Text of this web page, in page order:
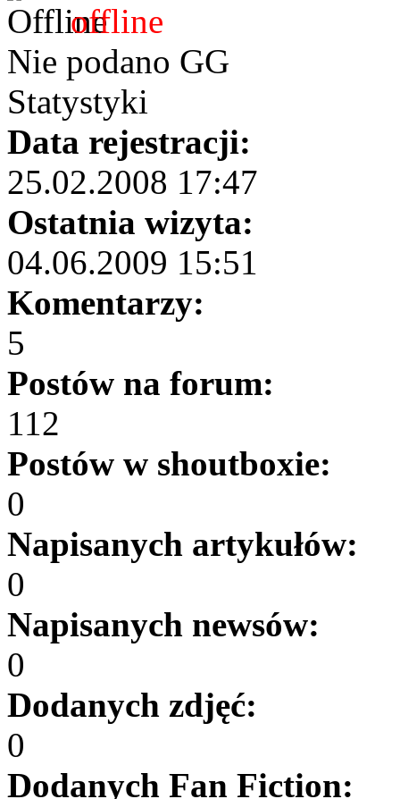
offline
Nie podano GG
Statystyki
Data rejestracji:
25.02.2008 17:47
Ostatnia wizyta:
04.06.2009 15:51
Komentarzy:
5
Postów na forum:
112
Postów w shoutboxie:
0
Napisanych artykułów:
0
Napisanych newsów:
0
Dodanych zdjęć:
0
Dodanych Fan Fiction: